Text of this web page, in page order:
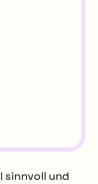
sinnvoll und